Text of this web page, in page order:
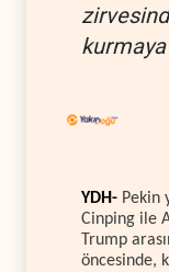
kurmaya
YDH- Pekin
Cinping ile
Trump
öncesinde,